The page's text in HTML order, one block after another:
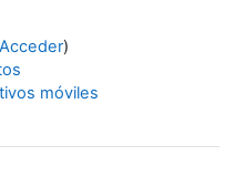
Acceder)
móviles